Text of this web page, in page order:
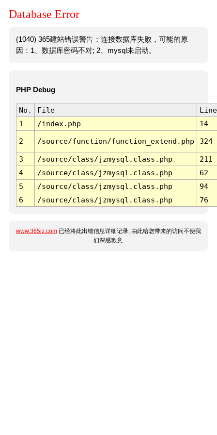
Database Error
(1040) 365建站错误警告：连接数据库失败，可能的原
因：1、数据库密码不对; 2、mysql未启动。
PHP Debug
No. File
Line
1
/index.php 14
2 /source/function/function_extend.php 324
3 /source/class/jzmysql.class.php
211
4
/source/class/jzmysql.class.php
62
5
/source/class/jzmysql.class.php
94
6
/source/class/jzmysql.class.php 76
www.365jz.com 已经将此出错信息详细记录, 由此给您带来的访问不便我
们深感歉意.